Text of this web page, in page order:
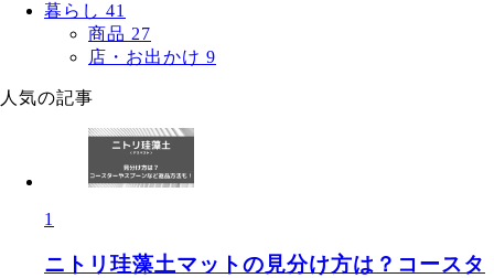
暮らし 41
商品 27
店・お出かけ 9
人気の記事
1
ニトリ珪藻土マットの見分け方は？コースタ